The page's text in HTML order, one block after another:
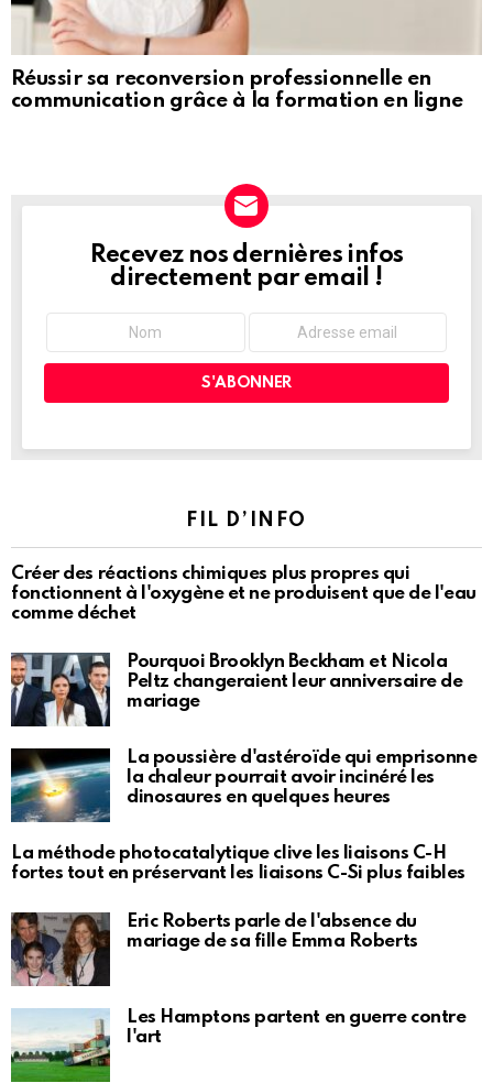
Réussir sa reconversion professionnelle en
communication grâce à la formation en ligne
NEWSLETTER
Recevez nos dernières infos
directement par email !
FIL D’INFO
Créer des réactions chimiques plus propres qui
fonctionnent à l'oxygène et ne produisent que de l'eau
comme déchet
Pourquoi Brooklyn Beckham et Nicola
Peltz changeraient leur anniversaire de
mariage
La poussière d'astéroïde qui emprisonne
la chaleur pourrait avoir incinéré les
dinosaures en quelques heures
La méthode photocatalytique clive les liaisons C-H
fortes tout en préservant les liaisons C-Si plus faibles
Eric Roberts parle de l'absence du
mariage de sa fille Emma Roberts
Les Hamptons partent en guerre contre
l'art